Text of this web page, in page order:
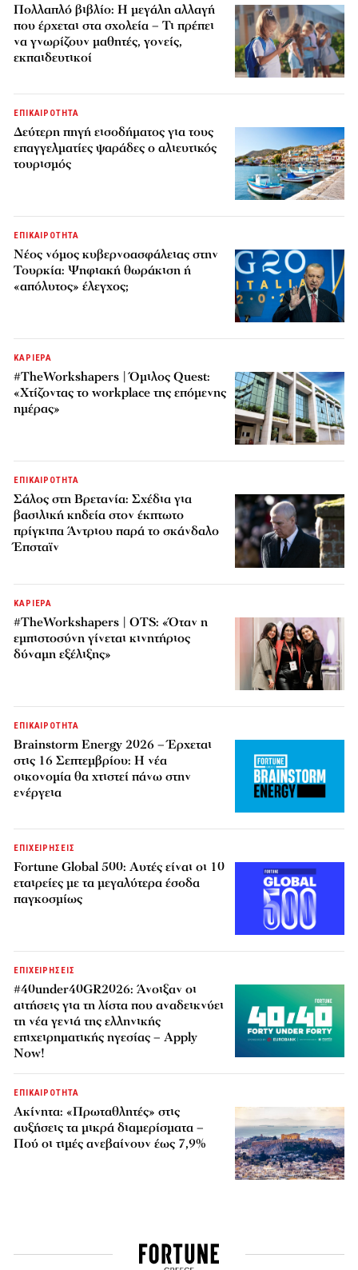
Πολλαπλό βιβλίο: Η μεγάλη αλλαγή
που έρχεται στα σχολεία – Τι πρέπει
να γνωρίζουν μαθητές, γονείς,
εκπαιδευτικοί
ΕΠΙΚΑΙΡΟΤΗΤΑ
Δεύτερη πηγή εισοδήματος για τους
επαγγελματίες ψαράδες ο αλιευτικός
τουρισμός
ΕΠΙΚΑΙΡΟΤΗΤΑ
Νέος νόμος κυβερνοασφάλειας στην
Τουρκία: Ψηφιακή θωράκιση ή
«απόλυτος» έλεγχος;
ΚΑΡΙΕΡΑ
#TheWorkshapers | Όμιλος Quest:
«Χτίζοντας το workplace της επόμενης
ημέρας»
ΕΠΙΚΑΙΡΟΤΗΤΑ
Σάλος στη Βρετανία: Σχέδια για
βασιλική κηδεία στον έκπτωτο
πρίγκιπα Άντριου παρά το σκάνδαλο
Έπσταϊν
ΚΑΡΙΕΡΑ
#TheWorkshapers | OTS: «Όταν η
εμπιστοσύνη γίνεται κινητήριος
δύναμη εξέλιξης»
ΕΠΙΚΑΙΡΟΤΗΤΑ
Brainstorm Energy 2026 – Έρχεται
στις 16 Σεπτεμβρίου: Η νέα
οικονομία θα χτιστεί πάνω στην
ενέργεια
ΕΠΙΧΕΙΡΗΣΕΙΣ
Fortune Global 500: Αυτές είναι οι 10
εταιρείες με τα μεγαλύτερα έσοδα
παγκοσμίως
ΕΠΙΧΕΙΡΗΣΕΙΣ
#40under40GR2026: Άνοιξαν οι
αιτήσεις για τη λίστα που αναδεικνύει
τη νέα γενιά της ελληνικής
επιχειρηματικής ηγεσίας – Apply
Now!
ΕΠΙΚΑΙΡΟΤΗΤΑ
Ακίνητα: «Πρωταθλητές» στις
αυξήσεις τα μικρά διαμερίσματα –
Πού οι τιμές ανεβαίνουν έως 7,9%